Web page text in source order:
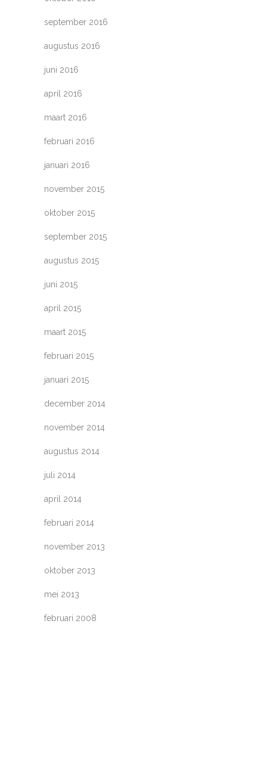
september 2016
augustus 2016
juni 2016
april 2016
maart 2016
februari 2016
januari 2016
november 2015
oktober 2015
september 2015
augustus 2015
juni 2015
april 2015
maart 2015
februari 2015
januari 2015
december 2014
november 2014
augustus 2014
juli 2014
april 2014
februari 2014
november 2013
oktober 2013
mei 2013
februari 2008